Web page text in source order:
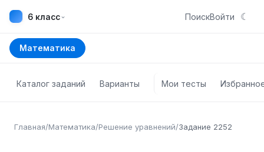
6 класс⌄ ПоискВойти ☾
Математика
Каталог заданий Варианты Мои тесты
Главная/Математика/Решение уравнений/Задание 2252